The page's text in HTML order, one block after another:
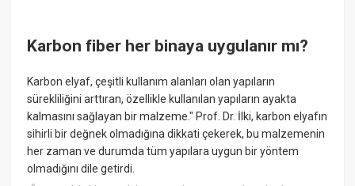
Karbon fiber her binaya uygulanır mı?
Karbon elyaf, çeşitli kullanım alanları olan yapıların
sürekliliğini arttıran, özellikle kullanılan yapıların ayakta
kalmasını sağlayan bir malzeme." Prof. Dr. İlki, karbon elyafın
sihirli bir değnek olmadığına dikkati çekerek, bu malzemenin
her zaman ve durumda tüm yapılara uygun bir yöntem
olmadığını dile getirdi.